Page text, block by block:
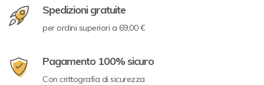
Spedizioni gratuite
per ordini superiori a 69,00 €
Pagamento 100% sicuro
Con crittografia di sicurezza